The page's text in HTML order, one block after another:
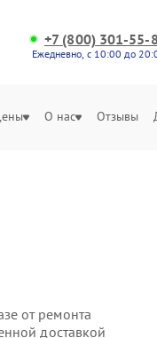
+7 (800) 301-55-
Ежедневно, с 10:00 до
О нас Отзывы
от ремонта
доставкой